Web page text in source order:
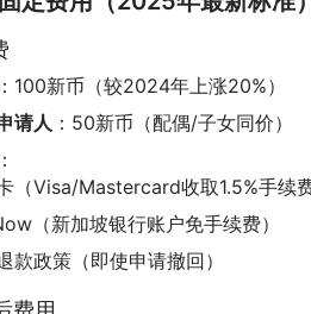
：100新币（较2024年上涨20%）
请人 ：50新币（配偶/子女同价）
：
（Visa/Mastercard收取1.5%手续费
（新加坡银行账户免手续费）
款政策（即使申请撤回）